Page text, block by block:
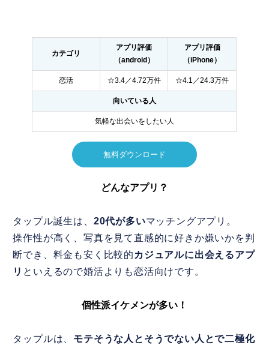
カテゴリ
アプリ評価
（android）
アプリ評価
（iPhone）
恋活 ☆3.4／4.72万件 ☆4.1／24.3万件
向いている人
気軽な出会いをしたい人
無料ダウンロード
どんなアプリ？
タップル誕生は、 20代が多いマッチングアプリ。
操作性が高く、写真を見て直感的に好きか嫌いかを判
断でき、料金も安く比較的 カジュアルに出会えるアプ
リ といえるので婚活よりも恋活向けです。
個性派イケメンが多い！
タップルは、 モテそうな人とそうでない人とで二極化